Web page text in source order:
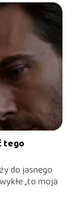
tego
do jasnego
„to moja